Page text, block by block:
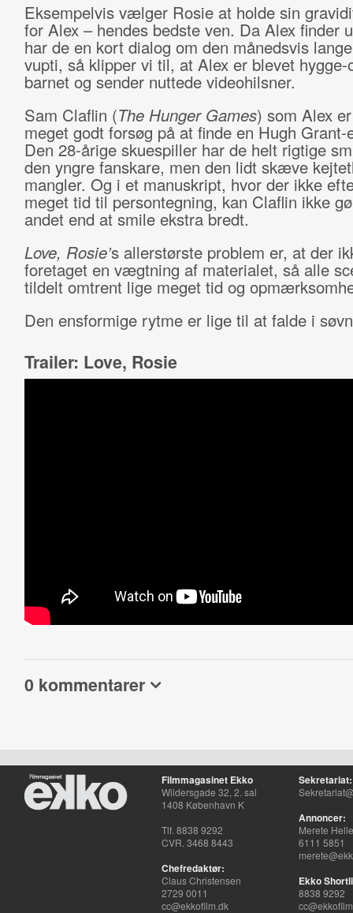
Eksempelvis vælger Rosie at holde sin
for Alex – hendes bedste ven. Da Alex finder
har de en kort dialog om den månedsvis
vupti, så klipper vi til, at Alex er blevet hygge-
barnet og sender nuttede videohilsner.
Sam Claflin (The Hunger Games) som Alex
meget godt forsøg på at finde en Hugh Grant-
Den 28-årige skuespiller har de helt rigtige
den yngre fanskare, men den lidt skæve
mangler. Og i et manuskript, hvor der ikke
meget tid til persontegning, kan Claflin ikke
andet end at smile ekstra bredt.
Love, Rosie’s allerstørste problem er, at der
foretaget en vægtning af materialet, så alle
tildelt omtrent lige meget tid og
Den ensformige rytme er lige til at falde i
Trailer: Love, Rosie
0 kommentarer
Filmmagasinet Ekko
Wildersgade 32, 2. sal
1408 København K
Tlf. 8838 9292
CVR. 3468 8443
Chefredaktør:
Claus Christensen
2729 0011
cc@ekkofilm.dk
Sekretariat:
Annoncer:
Merete
6111 5851
Ekko
8838 9292